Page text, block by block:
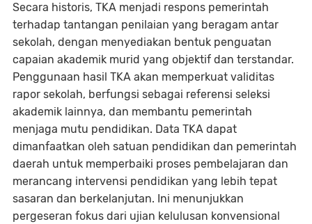
Secara historis, TKA menjadi respons pemerintah
terhadap tantangan penilaian yang beragam antar
sekolah, dengan menyediakan bentuk penguatan
capaian akademik murid yang objektif dan terstandar.
Penggunaan hasil TKA akan memperkuat validitas
rapor sekolah, berfungsi sebagai referensi seleksi
akademik lainnya, dan membantu pemerintah
menjaga mutu pendidikan. Data TKA dapat
dimanfaatkan oleh satuan pendidikan dan pemerintah
daerah untuk memperbaiki proses pembelajaran dan
merancang intervensi pendidikan yang lebih tepat
sasaran dan berkelanjutan. Ini menunjukkan
pergeseran fokus dari ujian kelulusan konvensional